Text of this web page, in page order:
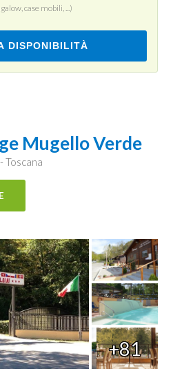
case mobili, ...)
DISPONIBILITÀ
Mugello Verde
Toscana
+81